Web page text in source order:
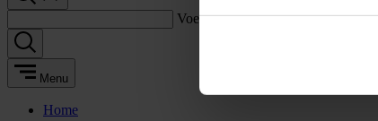
Voer een zoekterm in:
Menu
Home